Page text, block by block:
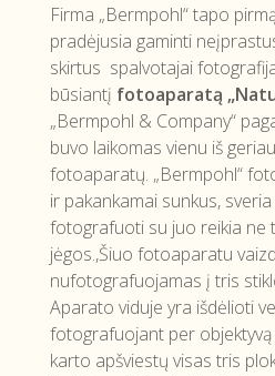
Firma „Bermpohl“ tapo
pradėjusia gaminti
skirtus spalvotajai
būsiantį fotoaparatą
„Bermpohl & Company“
buvo laikomas vienu iš
fotoaparatų. „Bermpohl“
ir pakankamai sunkus,
fotografuoti su juo reikia ne
jėgos.,Šiuo fotoaparatu
nufotografuojamas į tris
Aparato viduje yra išdėlioti
fotografuojant per objektyvą
karto apšviestų visas tris